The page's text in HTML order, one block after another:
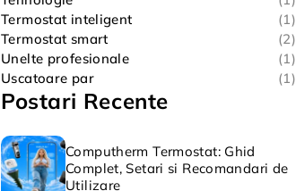
Termostat inteligent
(1)
Termostat smart
(2)
Unelte profesionale
(1)
Uscatoare par
(1)
Postari Recente
Computherm Termostat: Ghid
Complet, Setari si Recomandari de
Utilizare